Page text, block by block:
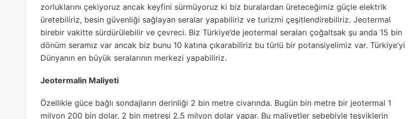
zorluklarını çekiyoruz ancak keyfini sürmüyoruz ki biz buralardan üreteceğimiz güçle elektrik
üretebiliriz, besin güvenliği sağlayan seralar yapabiliriz ve turizmi çeşitlendirebiliriz. Jeotermal
birebir vakitte sürdürülebilir ve çevreci. Biz Türkiye’de jeotermal seraları çoğaltsak şu anda 15 bin
dönüm seramız var ancak biz bunu 10 katına çıkarabiliriz bu türlü bir potansiyelimiz var. Türkiye’yi
Dünyanın en büyük seralarının merkezi yapabiliriz.
Jeotermalin Maliyeti
Özellikle güce bağlı sondajların derinliği 2 bin metre civarında. Bugün bin metre bir jeotermal 1
milyon 200 bin dolar, 2 bin metresi 2.5 milyon dolar yapar. Bu maliyetler sebebiyle teşviklerin